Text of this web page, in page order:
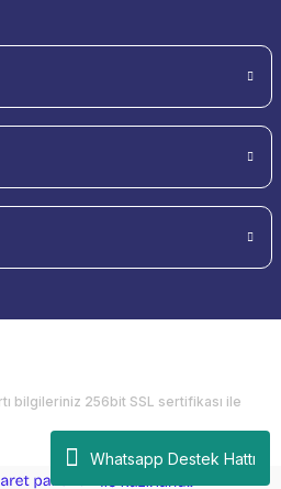
Whatsapp Destek Hattı
bilgileriniz 256bit SSL sertifikası ile